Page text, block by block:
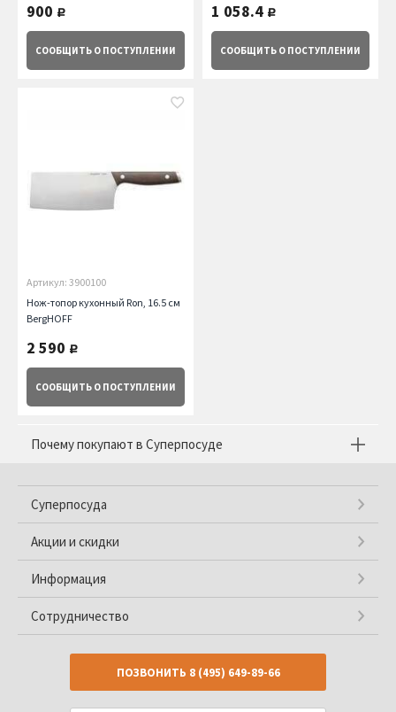
900 руб.
СООБЩИТЬ О ПОСТУПЛЕНИИ
1 058.4 руб.
СООБЩИТЬ О ПОСТУПЛЕНИИ
Артикул: 3900100
Нож-топор кухонный Ron, 16.5 см
BergHOFF
2 590 руб.
СООБЩИТЬ О ПОСТУПЛЕНИИ
Почему покупают в Суперпосуде
Суперпосуда
Акции и скидки
Информация
Сотрудничество
ПОЗВОНИТЬ 8 (495) 649-89-66